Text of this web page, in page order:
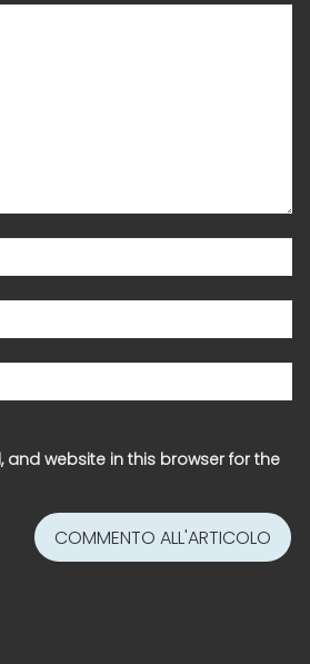
and website in this browser for the